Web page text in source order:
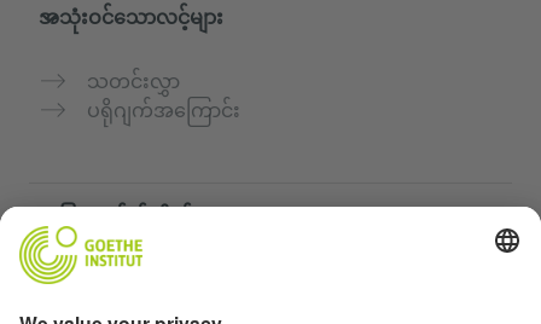
အသုံးဝင်သောလင့်များ
သတင်းလွှာ
ပရိုဂျက်အကြောင်း